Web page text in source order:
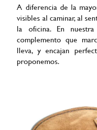
A diferencia de la
visibles al caminar, al
la oficina. En
complemento que
lleva, y encajan
proponemos.